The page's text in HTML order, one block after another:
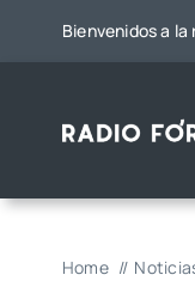
Bienvenidos a
Home